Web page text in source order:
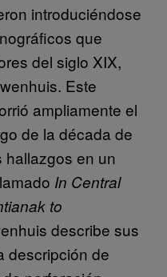
introduciéndose
que
del siglo XIX,
Este
ampliamente el
de la década de
hallazgos en un
In Central
to
describe sus
descripción de